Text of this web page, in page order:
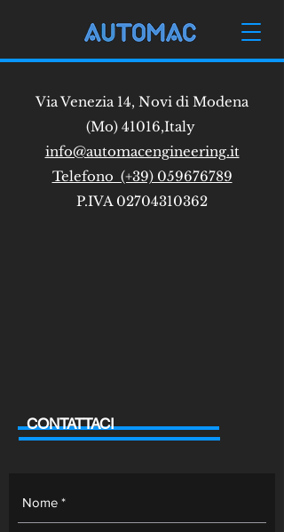
Via Venezia 14, Novi di Modena
(Mo) 41016,Italy
info@automacengineering.it
Telefono (+39) 059676789
P.IVA 02704310362
CONTATTACI